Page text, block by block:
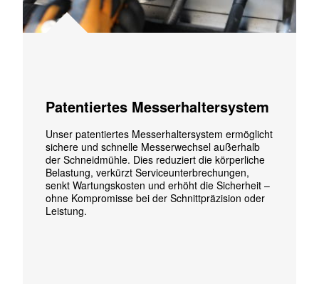
Patentiertes Messerhaltersystem
Unser patentiertes Messerhaltersystem ermöglicht
sichere und schnelle Messerwechsel außerhalb
der Schneidmühle. Dies reduziert die körperliche
Belastung, verkürzt Serviceunterbrechungen,
senkt Wartungskosten und erhöht die Sicherheit –
ohne Kompromisse bei der Schnittpräzision oder
Leistung.